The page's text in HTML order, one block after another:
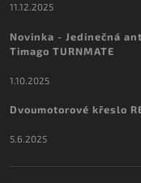
11.12.2025
Novinka - Jedinečná
Timago TURNMATE
1.10.2025
Dvoumotorové křeslo
5.6.2025